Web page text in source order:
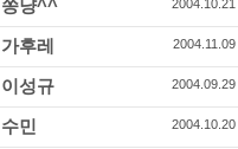
쏭냥^^ 2004.10.21
가후레 2004.11.09
이성규 2004.09.29
수민 2004.10.20